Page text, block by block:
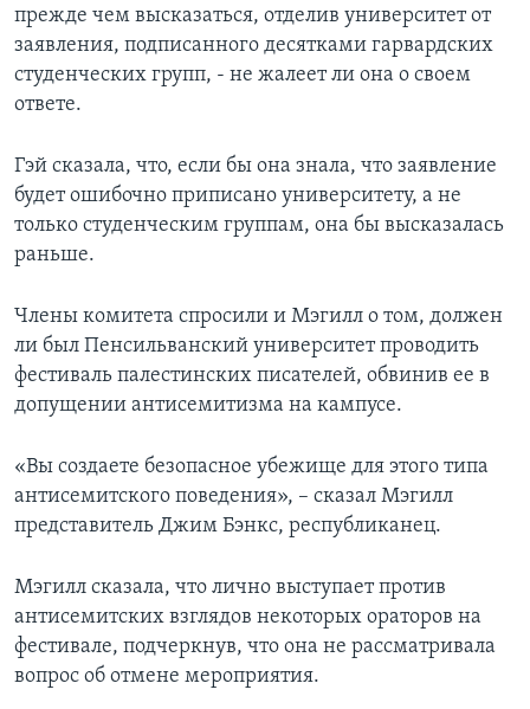
прежде чем высказаться, отделив университет от
заявления, подписанного десятками гарвардских
студенческих групп, - не жалеет ли она о своем
ответе.
Гэй сказала, что, если бы она знала, что заявление
будет ошибочно приписано университету, а не
только студенческим группам, она бы высказалась
раньше.
Члены комитета спросили и Мэгилл о том, должен
ли был Пенсильванский университет проводить
фестиваль палестинских писателей, обвинив ее в
допущении антисемитизма на кампусе.
«Вы создаете безопасное убежище для этого типа
антисемитского поведения», – сказал Мэгилл
представитель Джим Бэнкс, республиканец.
Мэгилл сказала, что лично выступает против
антисемитских взглядов некоторых ораторов на
фестивале, подчеркнув, что она не рассматривала
вопрос об отмене мероприятия.